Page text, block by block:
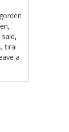
,
,
,tirai
a